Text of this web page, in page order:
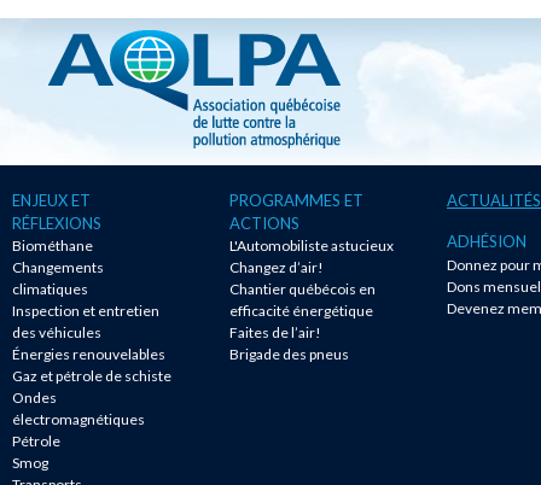
ENJEUX ET
RÉFLEXIONS
Biométhane
Changements
climatiques
Inspection et entretien
des véhicules
Énergies renouvelables
Gaz et pétrole de schiste
Ondes
électromagnétiques
Pétrole
Smog
PROGRAMMES ET
ACTIONS
L'Automobiliste astucieux
Changez d’air!
Chantier québécois en
efficacité énergétique
Faites de l’air!
Brigade des pneus
ACTUALITÉS
ADHÉSION
Donnez pour
Dons
Devenez